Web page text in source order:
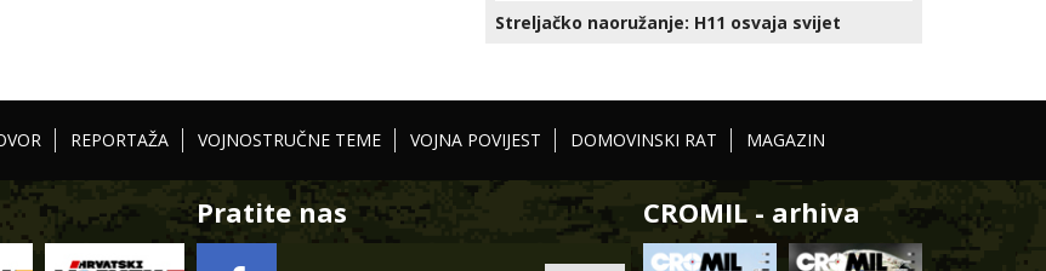
Streljačko naoružanje: H11 osvaja svijet
REPORTAŽA VOJNOSTRUČNE TEME VOJNA POVIJEST DOMOVINSKI RAT MAGAZIN
Pratite nas CROMIL - arhiva